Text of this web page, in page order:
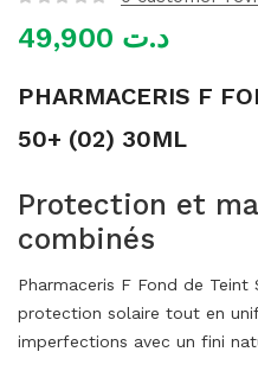
د.ت
PHARMACERIS F
50+ (02) 30ML
Protection et
combinés
Pharmaceris F Fond de
protection solaire tout en
imperfections avec un fini